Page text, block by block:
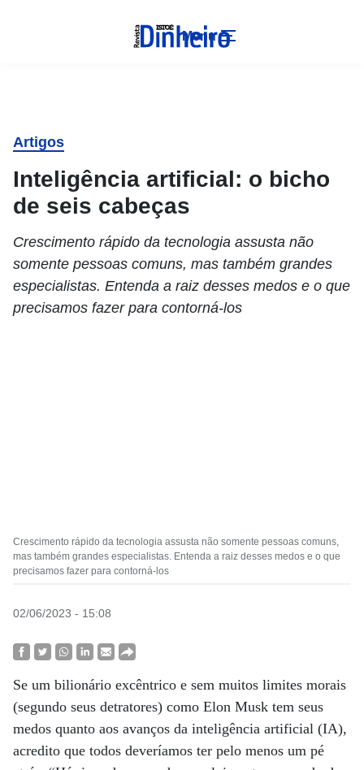
Menu
Artigos
Inteligência artificial: o bicho
de seis cabeças
Crescimento rápido da tecnologia assusta não
somente pessoas comuns, mas também grandes
especialistas. Entenda a raiz desses medos e o que
precisamos fazer para contorná-los
Crescimento rápido da tecnologia assusta não somente pessoas comuns,
mas também grandes especialistas. Entenda a raiz desses medos e o que
precisamos fazer para contorná-los
02/06/2023 - 15:08
Se um bilionário excêntrico e sem muitos limites morais
(segundo seus detratores) como Elon Musk tem seus
medos quanto aos avanços da inteligência artificial (IA),
acredito que todos deveríamos ter pelo menos um pé